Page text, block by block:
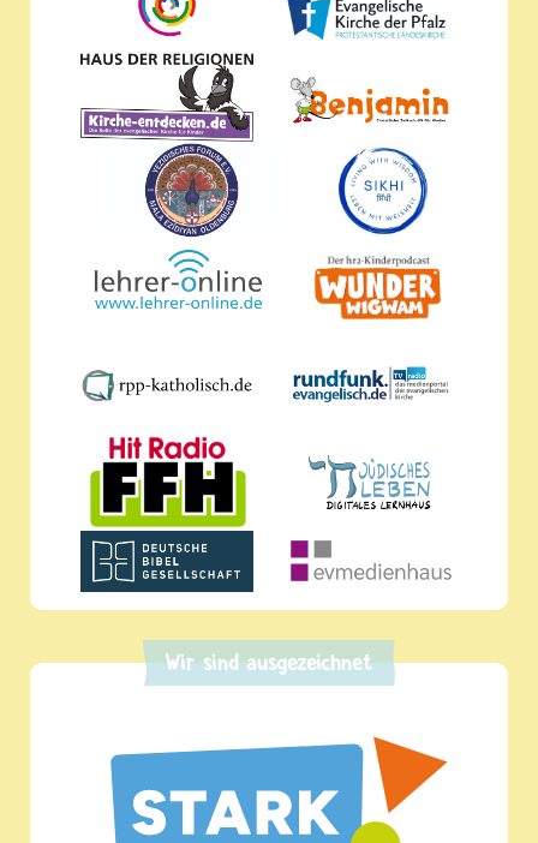
Wir sind ausgezeichnet